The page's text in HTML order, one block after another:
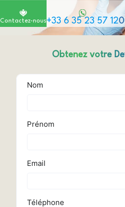
Contactez-nous+33 6 35 23 57 12
Obtenez votre